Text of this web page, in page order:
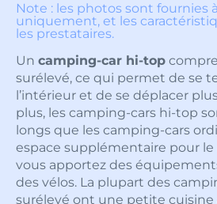
Note : les photos sont fournies
uniquement, et les
les prestataires.
Un camping-car hi-top
surélevé, ce qui permet de se
l’intérieur et de se déplacer
plus, les camping-cars hi-top
longs que les camping-cars
espace supplémentaire pour le
vous apportez des
des vélos. La plupart des
surélevé ont une petite cuisine